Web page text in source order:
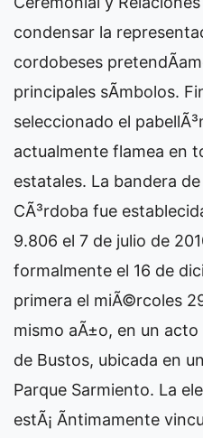
condensar la
cordobeses
principales sÃ­mbolos.
seleccionado el
actualmente flamea en
estatales. La bandera
CÃ³rdoba fue
9.806 el 7 de julio de
formalmente el 16 de
primera el miÃ©rcoles
mismo aÃ±o, en un
de Bustos, ubicada en
Parque Sarmiento. La
estÃ¡ Ã­ntimamente